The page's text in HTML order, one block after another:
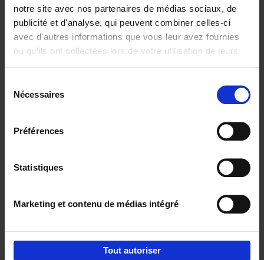
notre site avec nos partenaires de médias sociaux, de
publicité et d'analyse, qui peuvent combiner celles-ci
avec d'autres informations que vous leur avez fournies
ou qu'ils ont collectées lors de votre utilisation de leurs
Nécessaires
Préférences
Statistiques
Marketing et contenu de médias intégré
Tout autoriser
€29,99
Digital marketing like a PRO -
completely revised edition (EN)